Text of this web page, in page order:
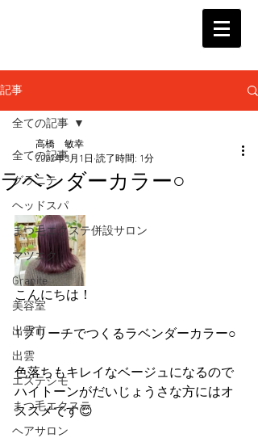
記事
全ての記事
グラニテ
ヘッドスパ
まつ毛エクステ併設サロン
マツエク
Granite
美容室
出雲市
出雲
エステシモ
まつ毛エクステ
ヘアサロン
全ての記事
ラベンダーカラー○
高橋 敏幸
2022年3月1日 読了時間: 1分
こんにちは！
1ブリーチでつくるラベンダーカラー○
色落ちもキレイなベージュになるので
ハイトーンがだいじょうさな方にはオ
ススメです😊